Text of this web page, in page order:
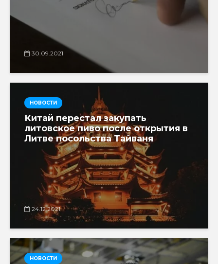
30.09.2021
НОВОСТИ
Китай перестал закупать
литовское пиво после открытия в
Литве посольства Тайваня
24.12.2021
НОВОСТИ